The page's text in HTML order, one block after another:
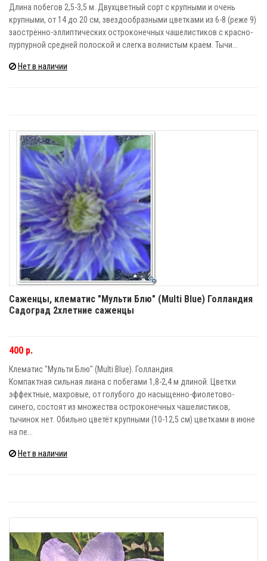
Длина побегов 2,5-3,5 м. Двухцветный сорт с крупными и очень
крупными, от 14 до 20 см, звездообразными цветками из 6-8 (реже 9)
заострённо-эллиптических остроконечных чашелистиков с красно-
пурпурной средней полоской и слегка волнистым краем. Тычи...
Нет в наличии
Саженцы, клематис "Мульти Блю" (Multi Blue) Голландия
Садоград 2хлетние саженцы
400 р.
Клематис "Мульти Блю" (Multi Blue). Голландия.
Компактная сильная лиана с побегами 1,8-2,4 м длиной. Цветки
эффектные, махровые, от голубого до насыщенно-фиолетово-
синего, состоят из множества остроконечных чашелистиков,
тычинок нет. Обильно цветёт крупными (10-12,5 см) цветками в июне
на пе...
Нет в наличии